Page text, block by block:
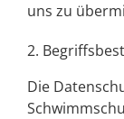
uns zu
2.
Die